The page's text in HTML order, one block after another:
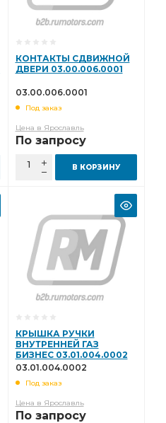
КОНТАКТЫ СДВИЖНОЙ
ДВЕРИ 03.00.006.0001
03.00.006.0001
Под заказ
Цена в Ярославль
По запросу
В КОРЗИНУ
КРЫШКА РУЧКИ
ВНУТРЕННЕЙ ГАЗ
БИЗНЕС 03.01.004.0002
03.01.004.0002
Под заказ
Цена в Ярославль
По запросу